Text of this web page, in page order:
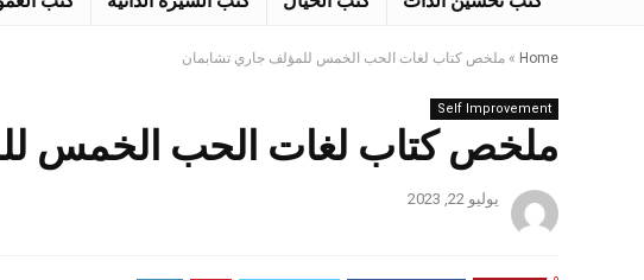
Home
» ملخص كتاب لغات الحب الخمس للمؤلف جاري تشابمان
Self Improvement
ملخص كتاب لغات الحب الخمس
يوليو 22, 2023